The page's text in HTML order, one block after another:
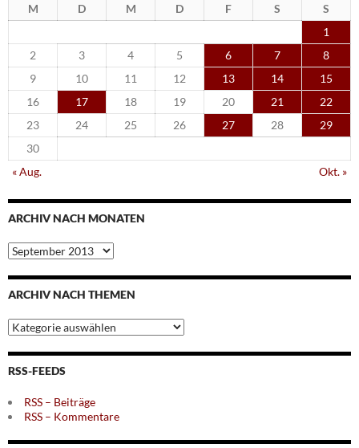
M D M D F S
S
1
2
3 4 5 6 7
8
9
10 11 12 13 14
15
16
17 18 19 20 21
22
23
24 25 26 27 28
29
30
« Aug.
Okt. »
ARCHIV NACH MONATEN
Archiv
nach
Monaten
ARCHIV NACH THEMEN
Archiv
nach
Themen
RSS-FEEDS
RSS – Beiträge
RSS – Kommentare